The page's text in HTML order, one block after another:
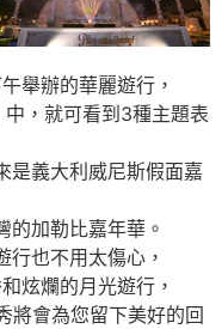
舉辦的華麗遊行，
，就可看到3種主題表
是義大利威尼斯假面嘉
的加勒比嘉年華。
行也不用太傷心，
炫爛的月光遊行，
將會為您留下美好的回